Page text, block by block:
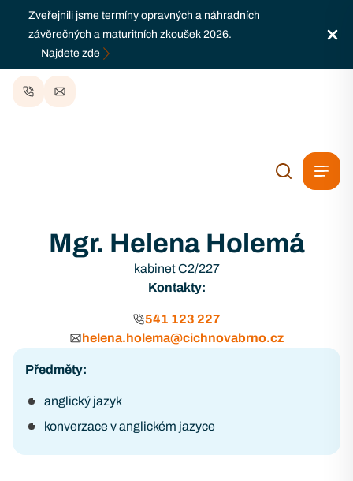
Zveřejnili jsme termíny opravných a náhradních
závěrečných a maturitních zkoušek 2026.
Najdete zde
Mgr. Helena Holemá
kabinet C2/227
Kontakty:
541 123 227
helena.holema@cichnovabrno.cz
Předměty:
anglický jazyk
konverzace v anglickém jazyce